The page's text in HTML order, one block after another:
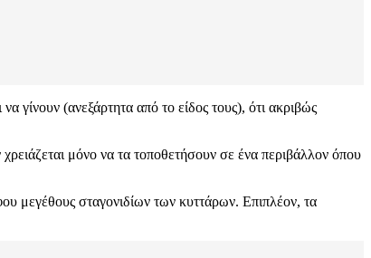
γίνουν (ανεξάρτητα από το είδος τους), ότι ακριβώς
μόνο να τα τοποθετήσουν σε ένα περιβάλλον όπου
μεγέθους σταγονιδίων των κυττάρων. Επιπλέον, τα